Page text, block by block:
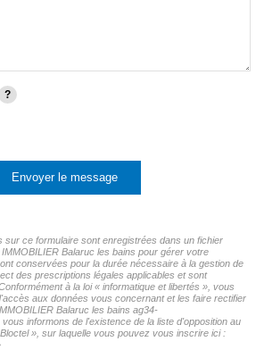
Envoyer le message
sur ce formulaire sont enregistrées dans un fichier
Balaruc les bains pour gérer votre
conservées pour la durée nécessaire à la gestion de
des prescriptions légales applicables et sont
à la loi « informatique et libertés », vous
aux données vous concernant et les faire rectifier
Balaruc les bains ag34-
informons de l'existence de la liste d'opposition au
», sur laquelle vous pouvez vous inscrire ici :